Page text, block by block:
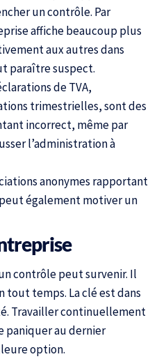
un contrôle. Par
affiche beaucoup plus
aux autres dans
paraître suspect.
de TVA,
trimestrielles, sont des
incorrect, même par
l’administration à
anonymes rapportant
également motiver un
contrôle peut survenir. Il
temps. La clé est dans
Travailler continuellement
paniquer au dernier
option.